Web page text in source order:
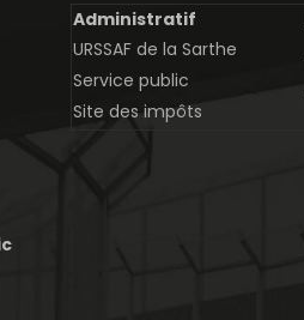
Administratif
URSSAF de la Sarthe
Service public
Site des impôts